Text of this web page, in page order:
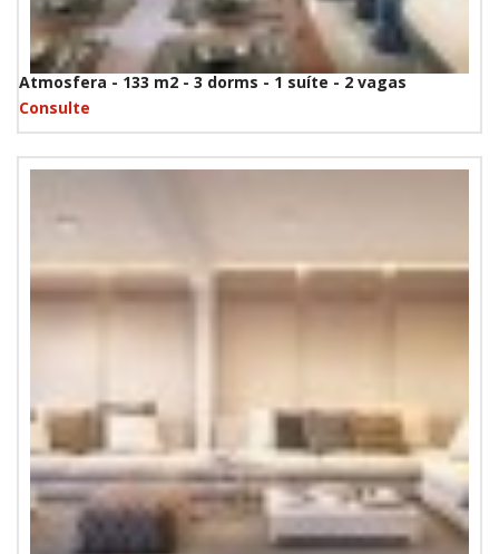
Atmosfera - 133 m2 - 3 dorms - 1 suíte - 2 vagas
Consulte